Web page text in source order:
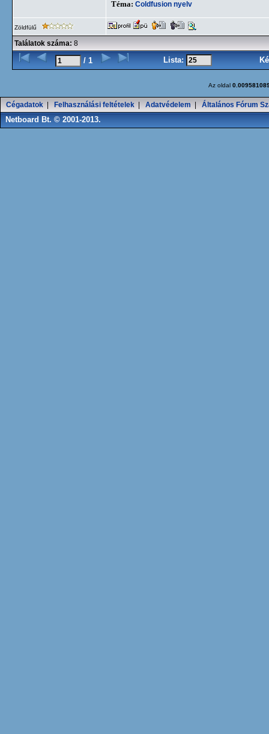
Téma: Coldfusion nyelv
Zöldfülű
Találatok száma: 8
/ 1 Lista:
Az oldal
Cégadatok Felhasználási feltételek Adatvédelem Általános Fórum
Netboard Bt. © 2001-2013.